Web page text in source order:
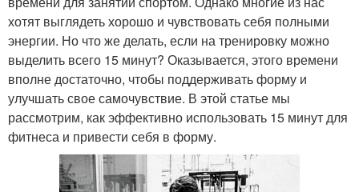
хотят выглядеть хорошо и чувствовать себя полными
энергии. Но что же делать, если на тренировку можно
выделить всего 15 минут? Оказывается, этого времени
вполне достаточно, чтобы поддерживать форму и
улучшать свое самочувствие. В этой статье мы
рассмотрим, как эффективно использовать 15 минут для
фитнеса и привести себя в форму.